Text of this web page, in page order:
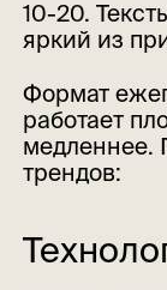
10-20.
яркий из
Формат
работает
медленнее.
трендов: